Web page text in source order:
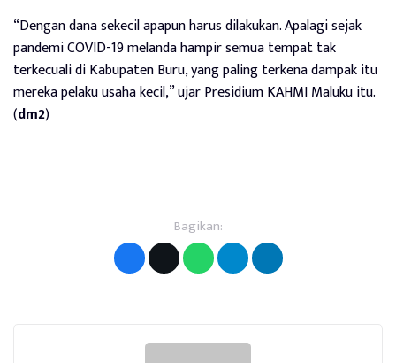
“Dengan dana sekecil apapun harus dilakukan.Apalagi sejak
pandemi COVID-19 melanda hampir semua tempat tak
terkecuali di Kabupaten Buru, yang paling terkena dampak itu
mereka pelaku usaha kecil,” ujar Presidium KAHMI Maluku itu.
(dm2)
Bagikan: